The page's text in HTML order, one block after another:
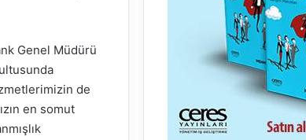
Genel Müdürü
de
en somut